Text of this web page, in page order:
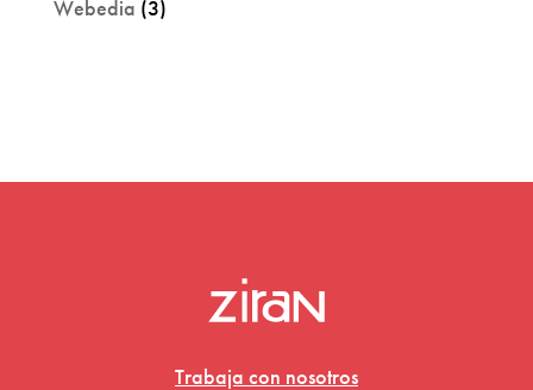
Webedia (3)
Trabaja con nosotros